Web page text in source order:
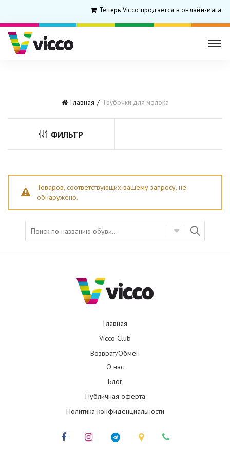
Теперь Vicco продается в онлайн-
Главная Трубочки для молока
ФИЛЬТР
Товаров, соответствующих вашему запросу, не
обнаружено.
Главная
Vicco Club
Возврат/Обмен
О нас
Блог
Публичная оферта
Политика конфиденциальности